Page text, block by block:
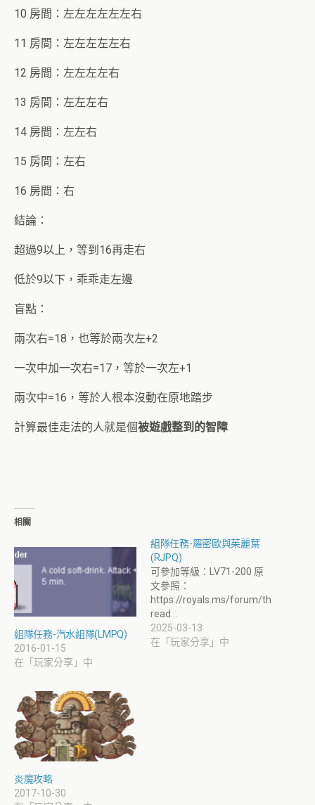
10 房間：左左左左左左右
11 房間：左左左左左右
12 房間：左左左左右
13 房間：左左左右
14 房間：左左右
15 房間：左右
16 房間：右
結論：
超過9以上，等到16再走右
低於9以下，乖乖走左邊
盲點：
兩次右=18，也等於兩次左+2
一次中加一次右=17，等於一次左+1
兩次中=16，等於人根本沒動在原地踏步
計算最佳走法的人就是個被遊戲整到的智障
相關
組隊任務-汽水組隊(LMPQ)
2016-01-15
在「玩家分享」中
組隊任務-羅密歐與茱麗葉
(RJPQ)
可參加等級：LV71-200 原
文參照：
https://royals.ms/forum/th
read…
2025-03-13
在「玩家分享」中
炎魔攻略
2017-10-30